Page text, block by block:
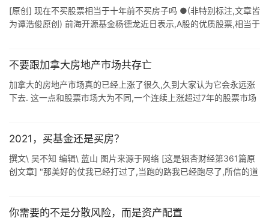
[原创] 现在不买股票相当于十年前不买房子吗 ●(非特别标注,文章皆
为谭浩俊原创) 前海开源基金杨德龙近日表示,A股的优质股票,相当于
不要跟加拿大房地产市场共存亡
加拿大的房地产市场真的已经上涨了很久,久到大家认为它会永远涨
下去. 这一点和股票市场大为不同,一个连续上涨超过7年的股票市场
2021，买基金还是买房？
撰文\ 吴不知 编辑\ 蓝山 图片来源于网络 [这是银杏财经第361篇原
创文章] "那美好的仗我已经打过了,当跑的路我已经跑尽了,所信的道
你需要的不是分散风险，而是资产配置